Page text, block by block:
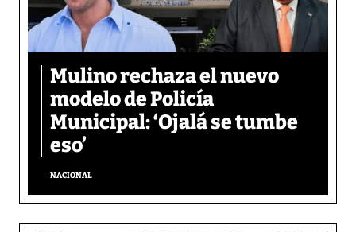
Mulino rechaza el nuevo
modelo de Policía
Municipal: ‘Ojalá se tumbe
eso’
NACIONAL